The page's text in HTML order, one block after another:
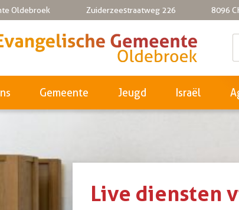
Oldebroek Zuiderzeestraatweg 226 8096
Gemeente Jeugd Israël
Live diensten